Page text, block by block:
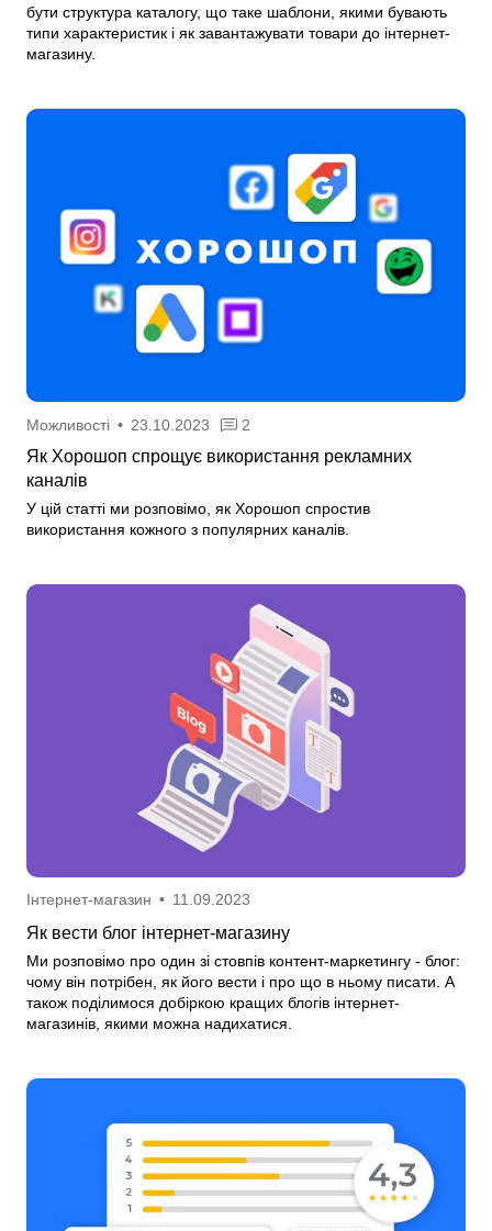
бути структура каталогу, що таке шаблони, якими бувають
типи характеристик і як завантажувати товари до інтернет-
магазину.
Можливості • 23.10.2023 2
Як Хорошоп спрощує використання рекламних
каналів
У цій статті ми розповімо, як Хорошоп спростив
використання кожного з популярних каналів.
Інтернет-магазин • 11.09.2023
Як вести блог інтернет-магазину
Ми розповімо про один зі стовпів контент-маркетингу - блог:
чому він потрібен, як його вести і про що в ньому писати. А
також поділимося добіркою кращих блогів інтернет-
магазинів, якими можна надихатися.